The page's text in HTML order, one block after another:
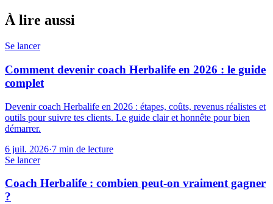
À lire aussi
Se lancer
Comment devenir coach Herbalife en 2026 : le guide
complet
Devenir coach Herbalife en 2026 : étapes, coûts, revenus réalistes et
outils pour suivre tes clients. Le guide clair et honnête pour bien
démarrer.
6 juil. 2026·7 min de lecture
Se lancer
Coach Herbalife : combien peut-on vraiment gagner
?